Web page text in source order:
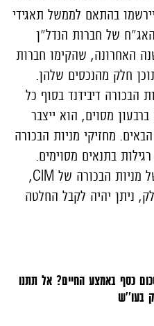
בהתאם לממשל תאגידי
האג"ח של חברות הנדל"ן
האחרונה, שהקימו חברות
חלק מהנכסים שלהן.
הבכורה דיבידנד בסוף כל
מסוים, הוא ייצבר
מחזיקי מניות הבכורה
בתנאים מסוימים.
כשיתפרסמו התנאים המלאים של מניות הבכורה של CIM,
ניתן יהיה לקבל החלטה
כסף באמצע החיים? אל תתנו
בעו''ש